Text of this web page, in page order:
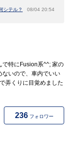
シテル？ 08/04 20:54
で特にFusion系^^; 家の
ないので、車内でいい
弄くりに目覚めました
236フォロワー